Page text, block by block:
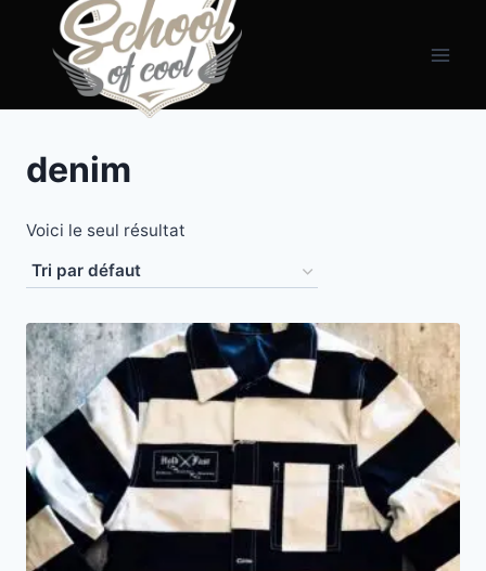
principal
contenu
denim
Voici le seul résultat